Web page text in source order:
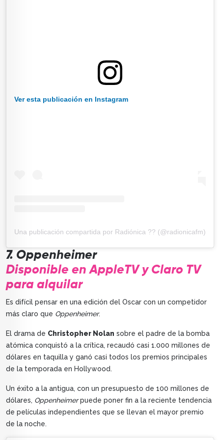
Ver esta publicación en Instagram
Una publicación compartida por Radiónica ?? (@radionicafm)
7. Oppenheimer
Disponible en AppleTV y Claro TV
para alquilar
Es difícil pensar en una edición del Oscar con un competidor
más claro que Oppenheimer.
El drama de Christopher Nolan sobre el padre de la bomba
atómica conquistó a la crítica, recaudó casi 1.000 millones de
dólares en taquilla y ganó casi todos los premios principales
de la temporada en Hollywood.
Un éxito a la antigua, con un presupuesto de 100 millones de
dólares, Oppenheimerpuede poner fin a la reciente tendencia
de películas independientes que se llevan el mayor premio
de la noche.